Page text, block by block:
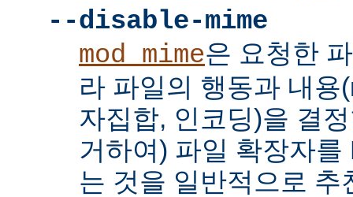
--disable-mime
mod_mime은 요청한
라 파일의 행동과 내용
자집합, 인코딩)을 결
거하여) 파일 확장자
는 것을 일반적으로 추